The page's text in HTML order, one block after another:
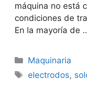
máquina no está
condiciones de
En la mayoría de
Categorías
Maquinaria
Etiquetas
electrodos,